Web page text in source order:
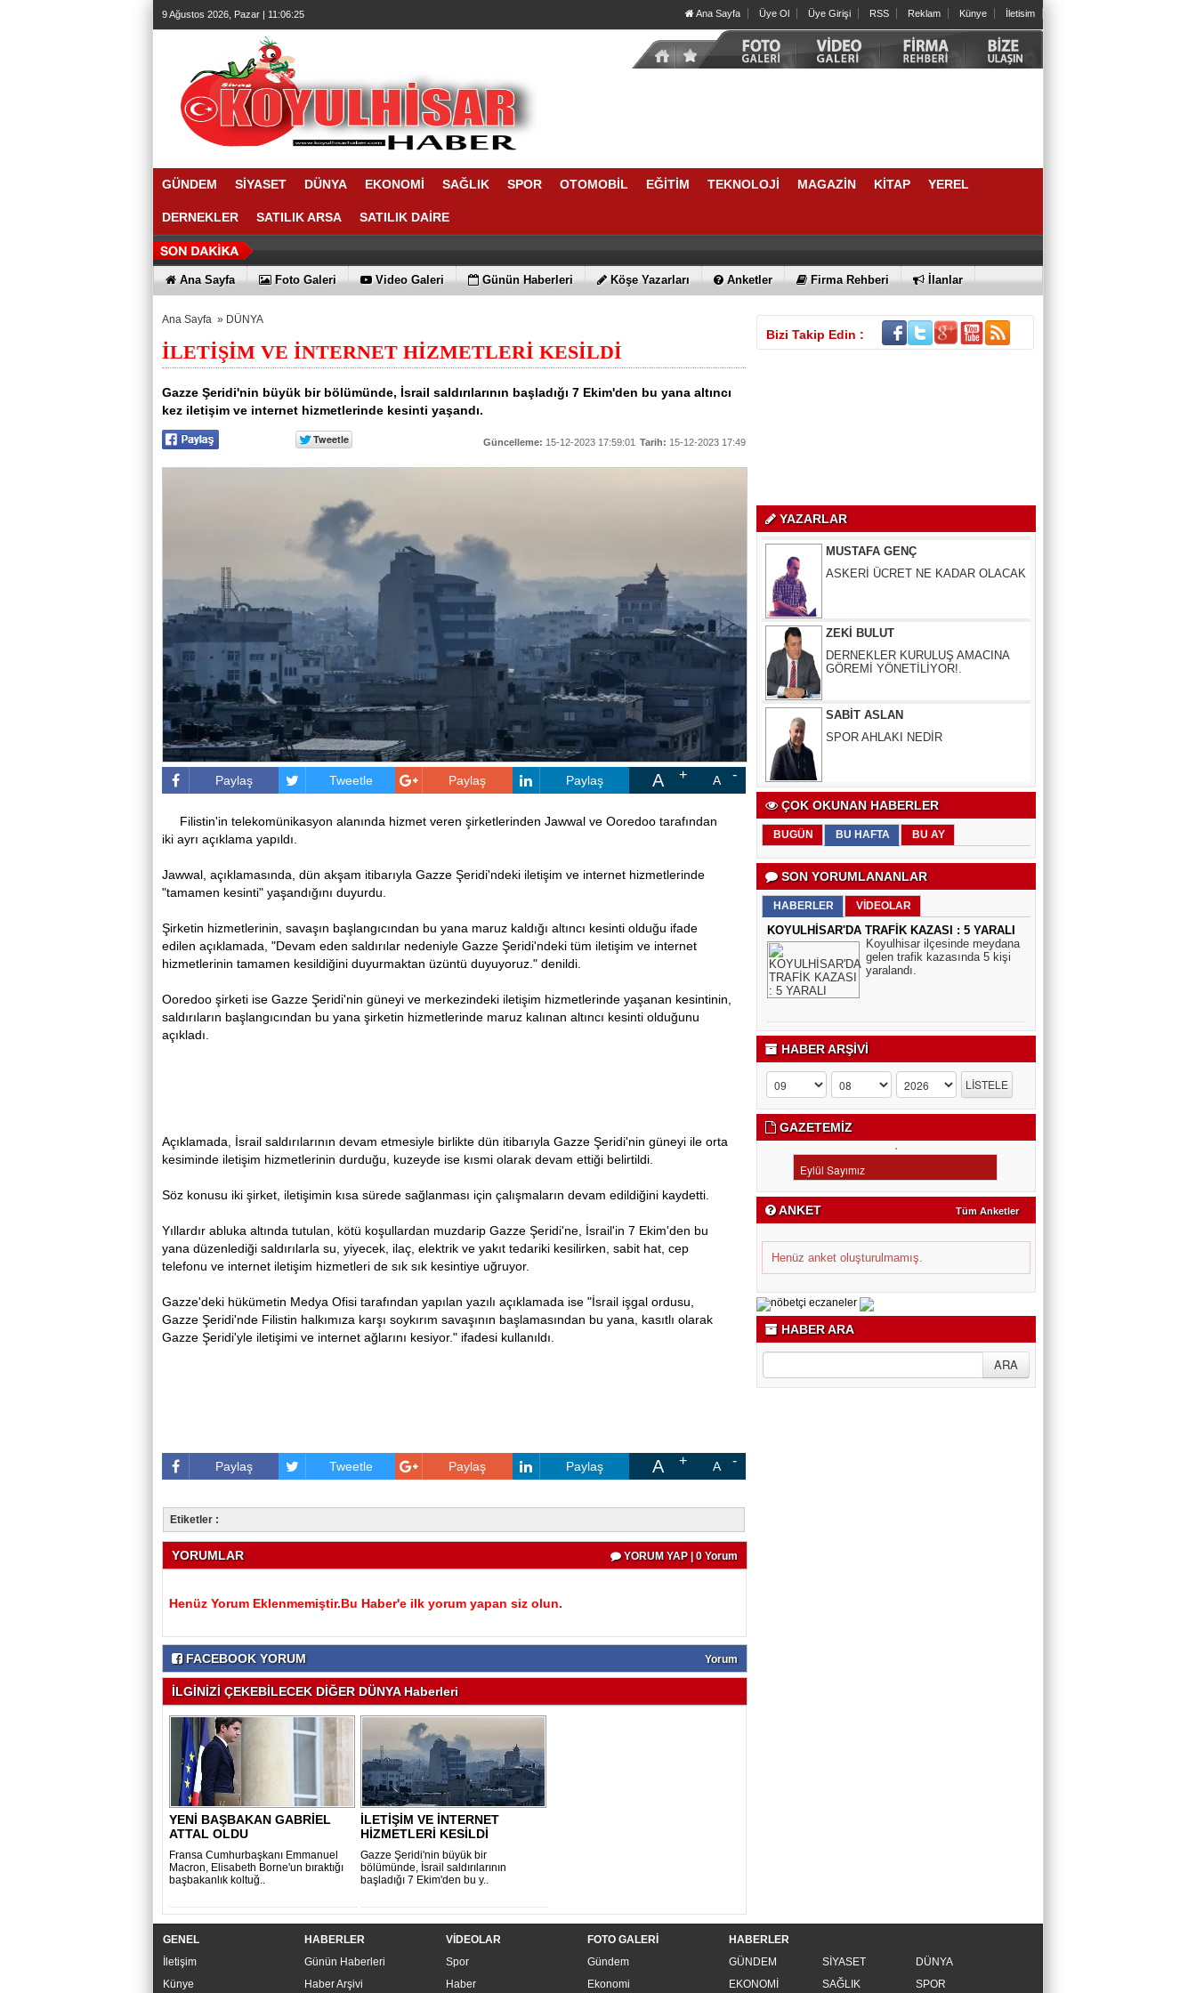
9 Ağustos 2026, Pazar | 11:06:26 Ana Sayfa Üye Ol Üye Girişi RSS Reklam Künye İletisim
GÜNDEM SİYASET DÜNYA EKONOMİ SAĞLIK SPOR OTOMOBİL EĞİTİM TEKNOLOJİ MAGAZİN KİTAP YEREL
DERNEKLER SATILIK ARSA SATILIK DAİRE
Ana Sayfa Foto Galeri Video Galeri Günün Haberleri Köşe Yazarları Anketler Firma Rehberi İlanlar
Ana Sayfa » DÜNYA
İLETİŞİM VE İNTERNET HİZMETLERİ KESİLDİ
Gazze Şeridi'nin büyük bir bölümünde, İsrail saldırılarının başladığı 7 Ekim'den bu yana altıncı
kez iletişim ve internet hizmetlerinde kesinti yaşandı.
Güncelleme: 15-12-2023 17:59:01 Tarih: 15-12-2023 17:49
Paylaş Tweetle Paylaş Paylaş A A
Filistin'in telekomünikasyon alanında hizmet veren şirketlerinden Jawwal ve Ooredoo tarafından
iki ayrı açıklama yapıldı.
Jawwal, açıklamasında, dün akşam itibarıyla Gazze Şeridi'ndeki iletişim ve internet hizmetlerinde
"tamamen kesinti" yaşandığını duyurdu.
Şirketin hizmetlerinin, savaşın başlangıcından bu yana maruz kaldığı altıncı kesinti olduğu ifade
edilen açıklamada, "Devam eden saldırılar nedeniyle Gazze Şeridi'ndeki tüm iletişim ve internet
hizmetlerinin tamamen kesildiğini duyurmaktan üzüntü duyuyoruz." denildi.
Ooredoo şirketi ise Gazze Şeridi'nin güneyi ve merkezindeki iletişim hizmetlerinde yaşanan kesintinin,
saldırıların başlangıcından bu yana şirketin hizmetlerinde maruz kalınan altıncı kesinti olduğunu
açıkladı.
Açıklamada, İsrail saldırılarının devam etmesiyle birlikte dün itibarıyla Gazze Şeridi'nin güneyi ile orta
kesiminde iletişim hizmetlerinin durduğu, kuzeyde ise kısmi olarak devam ettiği belirtildi.
Söz konusu iki şirket, iletişimin kısa sürede sağlanması için çalışmaların devam edildiğini kaydetti.
Yıllardır abluka altında tutulan, kötü koşullardan muzdarip Gazze Şeridi'ne, İsrail'in 7 Ekim'den bu
yana düzenlediği saldırılarla su, yiyecek, ilaç, elektrik ve yakıt tedariki kesilirken, sabit hat, cep
telefonu ve internet iletişim hizmetleri de sık sık kesintiye uğruyor.
Gazze'deki hükümetin Medya Ofisi tarafından yapılan yazılı açıklamada ise "İsrail işgal ordusu,
Gazze Şeridi'nde Filistin halkımıza karşı soykırım savaşının başlamasından bu yana, kasıtlı olarak
Gazze Şeridi'yle iletişimi ve internet ağlarını kesiyor." ifadesi kullanıldı.
Paylaş Tweetle Paylaş Paylaş A A
Etiketler :
YORUMLAR YORUM YAP | 0 Yorum
Henüz Yorum Eklenmemiştir.Bu Haber'e ilk yorum yapan siz olun.
FACEBOOK YORUM Yorum
İLGİNİZİ ÇEKEBİLECEK DİĞER DÜNYA Haberleri
YENİ BAŞBAKAN GABRİEL
ATTAL OLDU
Fransa Cumhurbaşkanı Emmanuel
Macron, Elisabeth Borne'un bıraktığı
başbakanlık koltuğ..
İLETİŞİM VE İNTERNET
HİZMETLERİ KESİLDİ
Gazze Şeridi'nin büyük bir
bölümünde, İsrail saldırılarının
başladığı 7 Ekim'den bu y..
Bizi Takip Edin :
YAZARLAR
ZEKİ BULUT
GÖREMİ YÖNETİLİYOR!.
MUSTAFA GENÇ
ASKERİ ÜCRET NE KADAR OLACAK
DERNEKLER KURULUŞ AMACINA
GÖREMİ YÖNETİLİYOR!.
SPOR AHLAKI NEDİR
SİVAS KÜLTÜRÜ
ÇOK OKUNAN HABERLER
BUGÜN BU HAFTA BU AY
SON YORUMLANANLAR
HABERLER VİDEOLAR
KOYULHİSAR'DA TRAFİK KAZASI : 5 YARALI
Koyulhisar ilçesinde meydana
gelen trafik kazasında 5 kişi
yaralandı.
HABER ARŞİVİ
GAZETEMİZ
ANKET Tüm Anketler
Henüz anket oluşturulmamış.
HABER ARA
GENEL
İletişim
Künye
HABERLER
Günün Haberleri
Haber Arşivi
VİDEOLAR
Spor
Haber
FOTO GALERİ
Gündem
Ekonomi
HABERLER
GÜNDEM
SİYASET
DÜNYA
EKONOMİ
SAĞLIK SPOR